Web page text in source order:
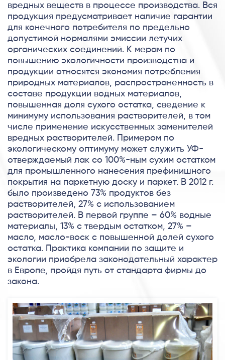
вредных веществ в процессе производства. Вся
продукция предусматривает наличие гарантии
для конечного потребителя по предельно
допустимой нормалями эмиссии летучих
органических соединений. К мерам по
повышению экологичности производства и
продукции относятся экономия потребления
природных материалов, распространенность в
составе продукции водных материалов,
повышенная доля сухого остатка, сведение к
минимуму использования растворителей, в том
числе применение искусственных заменителей
вредных растворителей. Примером по
экологическому оптимуму может служить УФ-
отверждаемый лак со 100%-ным сухим остатком
для промышленного нанесения префинишного
покрытия на паркетную доску и паркет. В 2012 г.
было произведено 73% продуктов без
растворителей, 27% с использованием
растворителей. В первой группе – 60% водные
материалы, 13% с твердым остатком, 27% –
масло, масло-воск с повышенной долей сухого
остатка. Практика компании по защите и
экологии приобрела законодательный характер
в Европе, пройдя путь от стандарта фирмы до
закона.